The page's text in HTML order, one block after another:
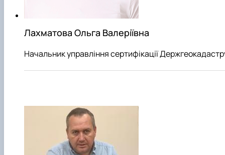
Лахматова Ольга Валеріївна
Начальник управління сертифікації